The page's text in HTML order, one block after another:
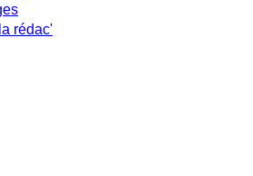
rédac'